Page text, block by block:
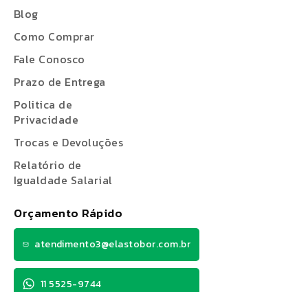
Blog
Como Comprar
Fale Conosco
Prazo de Entrega
Politica de
Privacidade
Trocas e Devoluções
Relatório de
Igualdade Salarial
Orçamento Rápido
atendimento3@elastobor.com.br
11 5525-9744